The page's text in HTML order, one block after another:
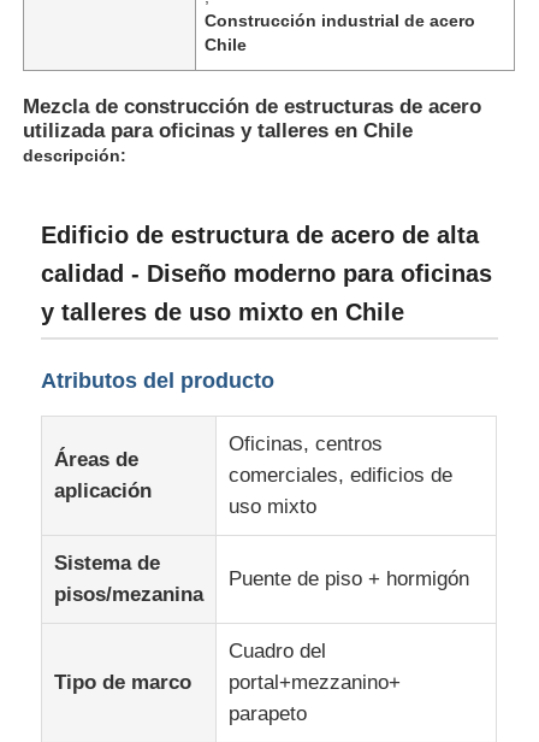
Hogar
Productos
Acerca de nosotros
Visita a la fábrica
Control de calidad
Construcción industrial de acero
Chile
Mezcla de construcción de estructuras de acero
utilizada para oficinas y talleres en Chile
descripción:
Edificio de estructura de acero de alta
calidad - Diseño moderno para oficinas
y talleres de uso mixto en Chile
Atributos del producto
Áreas de
aplicación
Oficinas, centros
comerciales, edificios de
uso mixto
Sistema de
pisos/mezanina
Puente de piso + hormigón
Tipo de marco
Cuadro del
portal+mezzanino+
parapeto